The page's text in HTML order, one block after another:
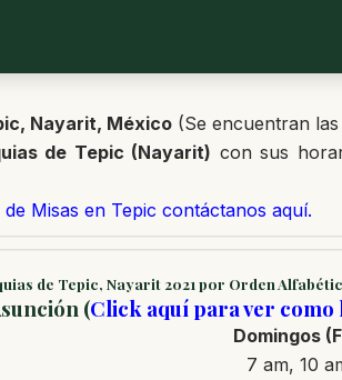
Nayarit, México (Se encuentran
de Tepic (Nayarit) con sus
Misas en Tepic contáctanos aquí.
de Tepic, Nayarit 2021 por Orden
(Click aquí para ver
Domingos
7 am, 10